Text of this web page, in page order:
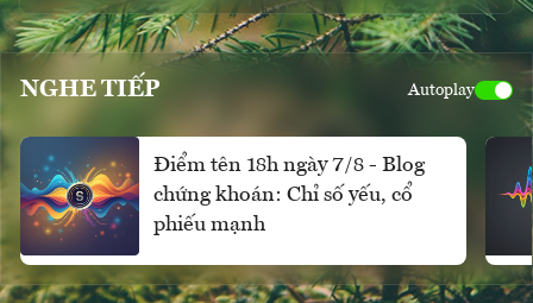
NGHE TIẾP Autoplay
Điểm tên 18h ngày 7/8 - Blog
chứng khoán: Chỉ số yếu, cổ
phiếu mạnh